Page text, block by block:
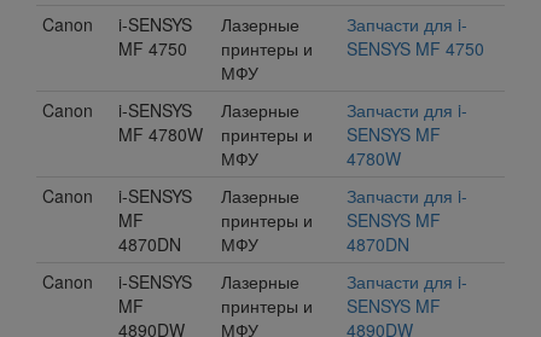
Canon
i-SENSYS
MF 4750
Лазерные
принтеры и
МФУ
Запчасти для i-
SENSYS MF 4750
Canon
i-SENSYS
MF 4780W
Лазерные
принтеры и
МФУ
Запчасти для i-
SENSYS MF
4780W
Canon
i-SENSYS
MF
4870DN
Лазерные
принтеры и
МФУ
Запчасти для i-
SENSYS MF
4870DN
Canon
i-SENSYS
MF
4890DW
Лазерные
принтеры и
МФУ
Запчасти для i-
SENSYS MF
4890DW